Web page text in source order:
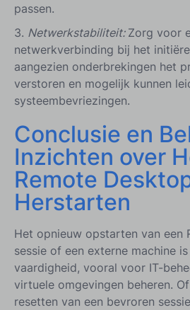
passen.
3. Netwerkstabiliteit: Zorg voor
netwerkverbinding bij het
aangezien onderbrekingen het
verstoren en mogelijk kunnen
systeembevriezingen.
Conclusie en
Inzichten over
Remote
Herstarten
Het opnieuw opstarten van een
sessie of een externe machine
vaardigheid, vooral voor IT-
virtuele omgevingen beheren.
resetten van een bevroren